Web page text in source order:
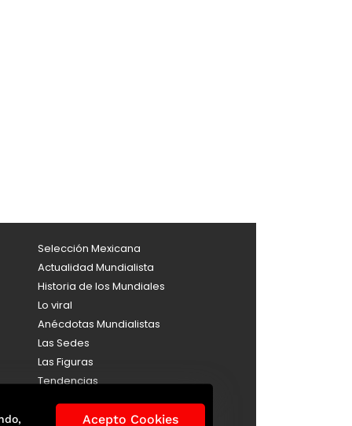
Selección Mexicana
Actualidad Mundialista
Historia de los Mundiales
Lo viral
Anécdotas Mundialistas
Las Sedes
Las Figuras
Tendencias
Directorio
ConsultasAcepto Cookies